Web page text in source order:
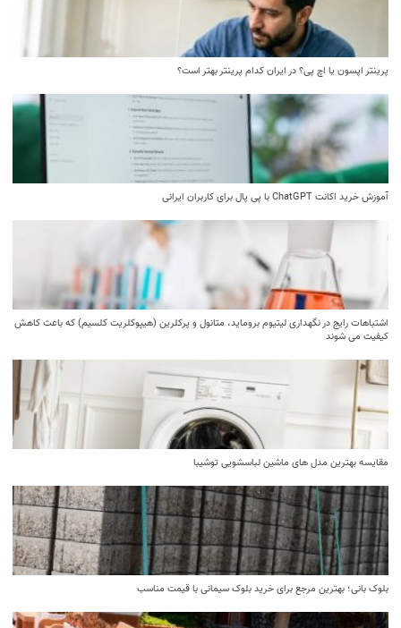
پرینتر اپسون یا اچ پی؟ در ایران کدام پرینتر بهتر است؟
آموزش خرید اکانت ChatGPT با پی پال برای کاربران ایرانی
اشتباهات رایج در نگهداری لیتیوم بروماید، متانول و پرکلرین (هیپوکلریت کلسیم) که باعث کاهش
کیفیت می‌ شوند
مقایسه بهترین مدل ‌های ماشین لباسشویی توشیبا
بلوک بانی؛ بهترین مرجع برای خرید بلوک سیمانی با قیمت مناسب